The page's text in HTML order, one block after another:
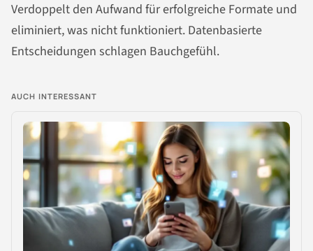
Verdoppelt den Aufwand für erfolgreiche Formate und
eliminiert, was nicht funktioniert. Datenbasierte
Entscheidungen schlagen Bauchgefühl.
AUCH INTERESSANT